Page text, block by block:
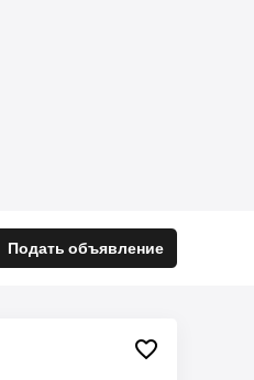
Подать объявление
